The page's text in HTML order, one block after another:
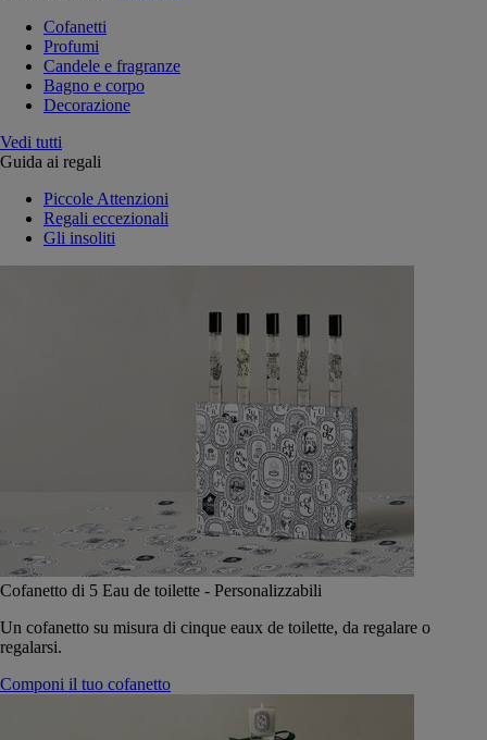
Cofanetti
Profumi
Candele e fragranze
Bagno e corpo
Decorazione
Vedi tutti
Guida ai regali
Piccole Attenzioni
Regali eccezionali
Gli insoliti
Cofanetto di 5 Eau de toilette - Personalizzabili
Un cofanetto su misura di cinque eaux de toilette, da regalare o
regalarsi.
Componi il tuo cofanetto